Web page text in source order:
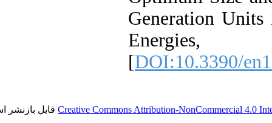
Generation
[DOI:10.3390/
Creative Commons Attribution-NonCommercialقابل بازنشر است.